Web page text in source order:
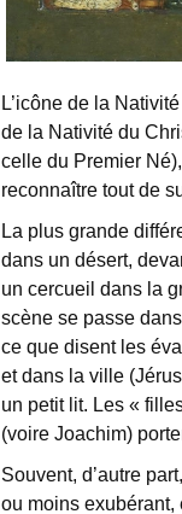
L’icône de la
de la Nativité du
celle du Premier
reconnaître tout de
La plus grande
dans un désert,
un cercueil dans la
scène se passe
ce que disent les
et dans la ville
un petit lit. Les «
(voire Joachim)
Souvent, d’autre
ou moins exubérant,